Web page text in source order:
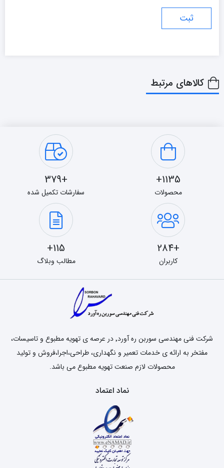
کالاهای مرتبط
1135+
محصولات
+379
سفارشات تکمیل شده
+284
کاربران
115+
مطالب وبلاگ
شرکت فنی مهندسی سوربن ره آورد٬ در عرصه ی تهویه مطبوع و تاسیسات،
مفتخر به ارائه ی خدمات تعمیر و نگهداری، طراحی،اجرا،فروش و تولید
محصولات لازم صنعت تهویه مطبوع می باشد.
نماد اعتماد